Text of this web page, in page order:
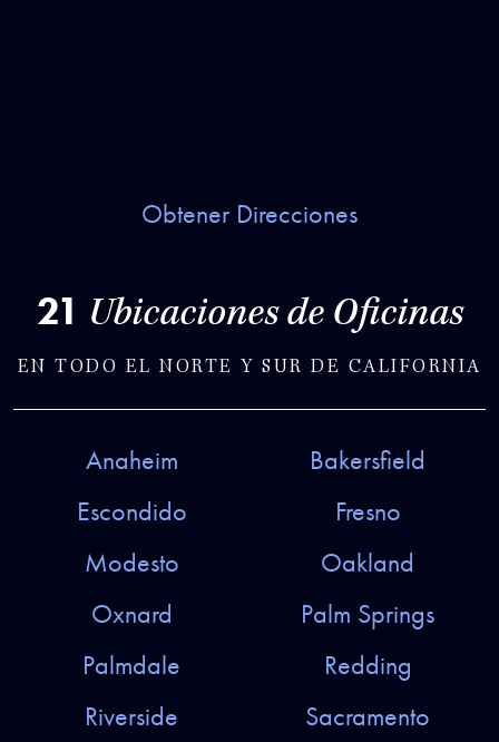
21 Ubicaciones de Oficinas
EN TODO EL NORTE Y SUR DE CALIFORNIA
Anaheim
Bakersfield
Escondido
Fresno
Modesto
Oakland
Oxnard
Palm Springs
Palmdale
Redding
Riverside
Sacramento
Obtener Direcciones